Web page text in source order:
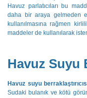
Havuz parlatıcıları bu
daha bir araya gelmeden
kullanılmasına rağmen
maddeler de kullanılarak
Havuz Suyu
Havuz suyu
Sudaki bulanık ve kötü